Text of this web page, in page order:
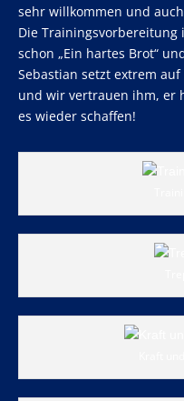
sehr willkommen und
Die
schon „Ein hartes Brot“
Sebastian setzt extrem
und wir vertrauen ihm, er
es wieder schaffen!